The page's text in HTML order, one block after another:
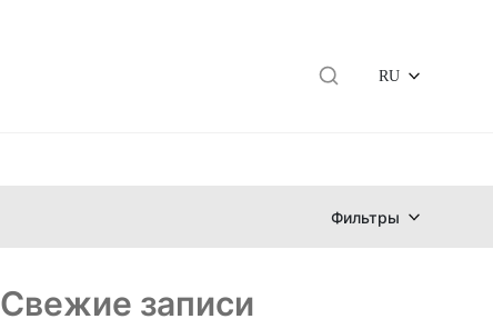
RU
Фильтры
Свежие записи